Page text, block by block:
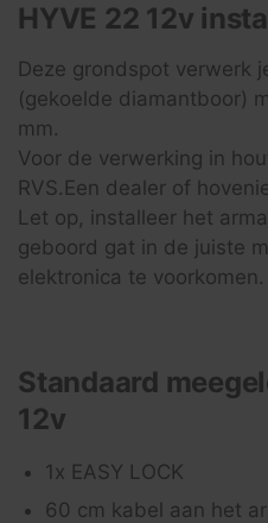
HYVE 22 12v
Deze grondspot verwerk
(gekoelde diamantboor)
mm.
Voor de verwerking in
RVS.Een dealer of
Let op, installeer het
geboord gat in de juiste
elektronica te voorkomen.
Standaard
12v
1x EASY LOCK
60 cm kabel aan het